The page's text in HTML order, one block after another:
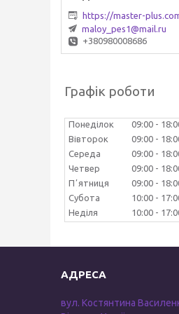
https://master-
maloy_pes1@mail.ru
+380980008686
Графік роботи
Понеділок 09:00
Вівторок
09:00
Середа
09:00
Четвер
09:00
Пʼятниця
09:00
Субота
10:00
Неділя
10:00
вул. Костянтина